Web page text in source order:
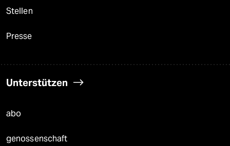
Stellen
Presse
Unterstützen
abo
genossenschaft